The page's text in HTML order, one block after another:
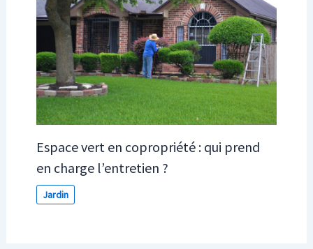
Espace vert en copropriété : qui prend
en charge l’entretien ?
Jardin